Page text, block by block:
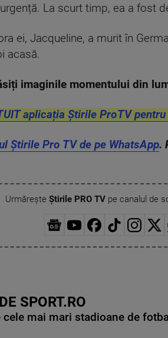
La scurt timp, ea a fost
ei, Jacqueline, a murit în
acasă.
imaginile momentului din
aplicația Știrile ProTV
Știrile Pro TV de pe WhatsApp.
Urmărește Știrile PRO TVpe canalul de
SPORT.RO
mai mari stadioane de